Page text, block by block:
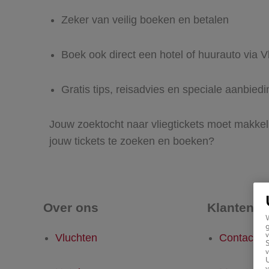
Zeker van veilig boeken en betalen
Boek ook direct een hotel of huurauto via
Gratis tips, reisadvies en speciale
Jouw zoektocht naar vliegtickets moet
jouw tickets te zoeken en boeken?
Over ons
Vluchten Contact